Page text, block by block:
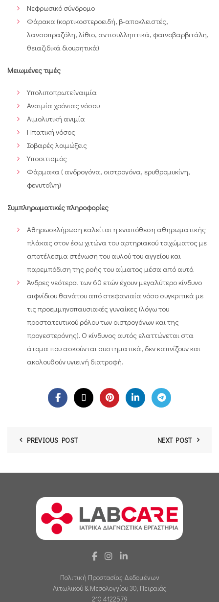
Νεφρωσικό σύνδρομο
Φάρακα (κορτικοστεροειδή, β-αποκλειστές,
λανσοπραζόλη, λίθιο, αντισυλληπτικά, φαινοβαρβιτάλη,
θειαζιδικά διουρητικά)
Μειωμένες τιμές
Υπολιποπρωτεϊναιμία
Αναιμία χρόνιας νόσου
Αιμολυτική ανιμία
Ηπατική νόσος
Σοβαρές λοιμώξεις
Υποσιτισμός
Φάρμακα ( ανδρογόνα, οιστρογόνα, ερυθρομυκίνη,
φενυτοΐνη)
Συμπληρωματικές πληροφορίες
Αθηρωσκλήρωση καλείται η εναπόθεση αθηρωματικής
πλάκας στον έσω χιτώνα του αρτηριακού τοιχώματος με
αποτέλεσμα στένωση του αυλού του αγγείου και
παρεμπόδιση της ροής του αίματος μέσα από αυτό.
Άνδρες νεότεροι των 60 ετών έχουν μεγαλύτερο κίνδυνο
αιφνίδιου θανάτου από στεφανιαία νόσο συγκριτικά με
τις προεμμηνοπαυσιακές γυναίκες (λόγω του
προστατευτικού ρόλου των οιστρογόνων και της
προγεστερόνης). Ο κίνδυνος αυτός ελαττώνεται στα
άτομα που ασκούνται συστηματικά, δεν καπνίζουν και
ακολουθούν υγιεινή διατροφή.
PREVIOUS POST NEXT POST
Πολιτική Προστασίας Δεδομένων
Αιτωλικού & Μεσολογγίου 30, Πειραιάς
210 4122579